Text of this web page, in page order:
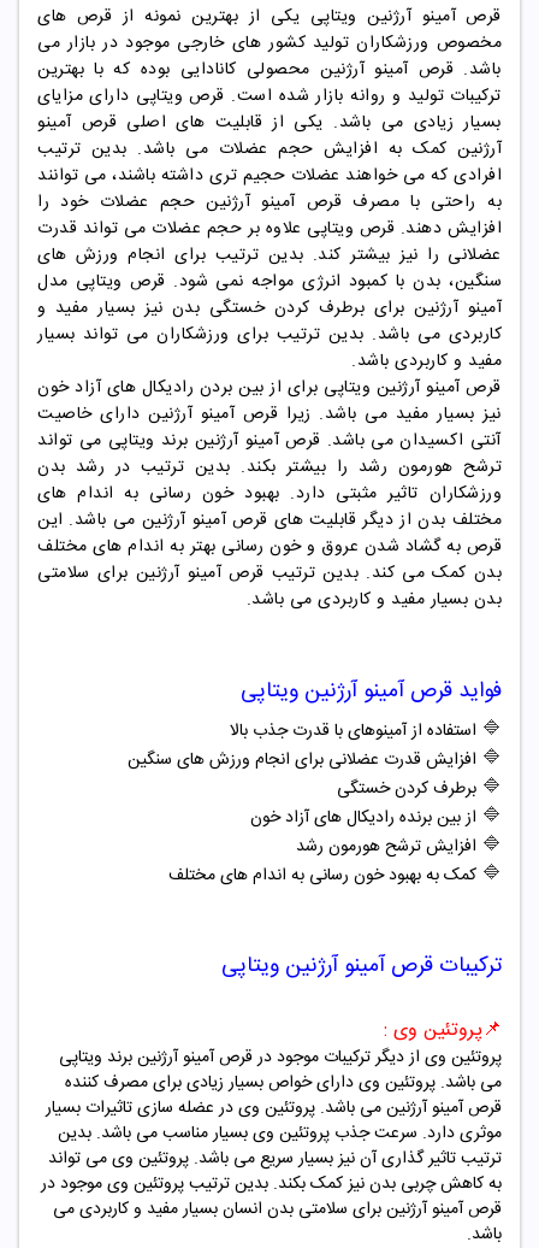
قرص آمینو آرژنین ویتاپی یکی از بهترین نمونه از قرص های
مخصوص ورزشکاران تولید کشور های خارجی موجود در بازار می
باشد. قرص آمینو آرژنین محصولی کانادایی بوده که با بهترین
ترکیبات تولید و روانه بازار شده است. قرص ویتاپی دارای مزایای
بسیار زیادی می باشد. یکی از قابلیت های اصلی قرص آمینو
آرژنین کمک به افزایش حجم عضلات می باشد. بدین ترتیب
افرادی که می خواهند عضلات حجیم تری داشته باشند، می توانند
به راحتی با مصرف قرص آمینو آرژنین حجم عضلات خود را
افزایش دهند. قرص ویتاپی علاوه بر حجم عضلات می تواند قدرت
عضلانی را نیز بیشتر کند. بدین ترتیب برای انجام ورزش های
سنگین، بدن با کمبود انرژی مواجه نمی شود. قرص ویتاپی مدل
آمینو آرژنین برای برطرف کردن خستگی بدن نیز بسیار مفید و
کاربردی می باشد. بدین ترتیب برای ورزشکاران می تواند بسیار
مفید و کاربردی باشد.
قرص آمینو آرژنین ویتاپی برای از بین بردن رادیکال های آزاد خون
نیز بسیار مفید می باشد. زیرا قرص آمینو آرژنین دارای خاصیت
آنتی اکسیدان می باشد. قرص آمینو آرژنین برند ویتاپی می تواند
ترشح هورمون رشد را بیشتر بکند. بدین ترتیب در رشد بدن
ورزشکاران تاثیر مثبتی دارد. بهبود خون رسانی به اندام های
مختلف بدن از دیگر قابلیت های قرص آمینو آرژنین می باشد. این
قرص به گشاد شدن عروق و خون رسانی بهتر به اندام های مختلف
بدن کمک می کند. بدین ترتیب قرص آمینو آرژنین برای سلامتی
بدن بسیار مفید و کاربردی می باشد.
فواید قرص آمینو آرژنین ویتاپی
🔷 استفاده از آمینوهای با قدرت جذب بالا
🔷 افزایش قدرت عضلانی برای انجام ورزش های سنگین
🔷 برطرف کردن خستگی
🔷 از بین برنده رادیکال های آزاد خون
🔷 افزایش ترشح هورمون رشد
🔷 کمک به بهبود خون رسانی به اندام های مختلف
ترکیبات قرص آمینو آرژنین ویتاپی
📌پروتئین وی :
پروتئین وی از دیگر ترکیبات موجود در قرص آمینو آرژنین برند ویتاپی
می باشد. پروتئین وی دارای خواص بسیار زیادی برای مصرف کننده
قرص آمینو آرژنین می باشد. پروتئین وی در عضله سازی تاثیرات بسیار
موثری دارد. سرعت جذب پروتئین وی بسیار مناسب می باشد. بدین
ترتیب تاثیر گذاری آن نیز بسیار سریع می باشد. پروتئین وی می تواند
به کاهش چربی بدن نیز کمک بکند. بدین ترتیب پروتئین وی موجود در
قرص آمینو آرژنین برای سلامتی بدن انسان بسیار مفید و کاربردی می
باشد.